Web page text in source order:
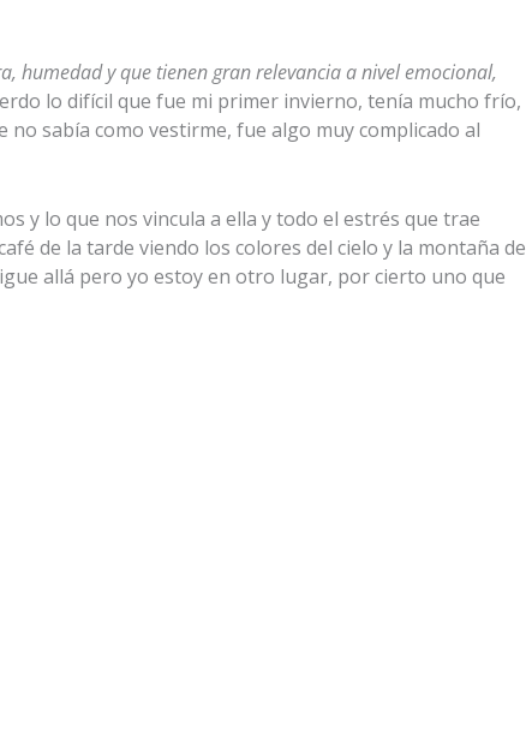
humedad y que tienen gran relevancia a nivel emocional,
lo difícil que fue mi primer invierno, tenía mucho frío,
sabía como vestirme, fue algo muy complicado al
y lo que nos vincula a ella y todo el estrés que trae
de la tarde viendo los colores del cielo y la montaña de
allá pero yo estoy en otro lugar, por cierto uno que